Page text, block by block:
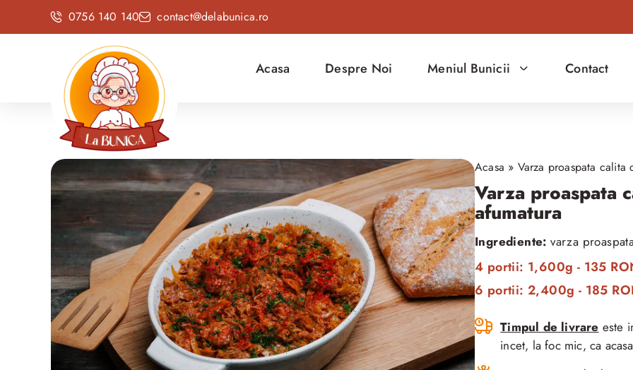
0756 140 140 contact@delabunica.ro
Acasa Despre Noi Meniul Bunicii Contact
Acasa » Varza proaspata calita
Varza proaspata
afumatura
Ingrediente: varza
4 portii: 1,600g - 135
6 portii: 2,400g - 185
Timpul de livrare este
incet, la foc mic, ca